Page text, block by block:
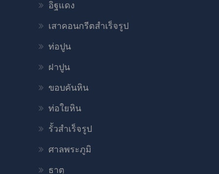
อิฐแดง
เสาคอนกรีตสำเร็จรูป
ท่อปูน
ฝาปูน
ขอบคันหิน
ท่อใยหิน
รั้วสำเร็จรูป
ศาลพระภูมิ
ธาตุ